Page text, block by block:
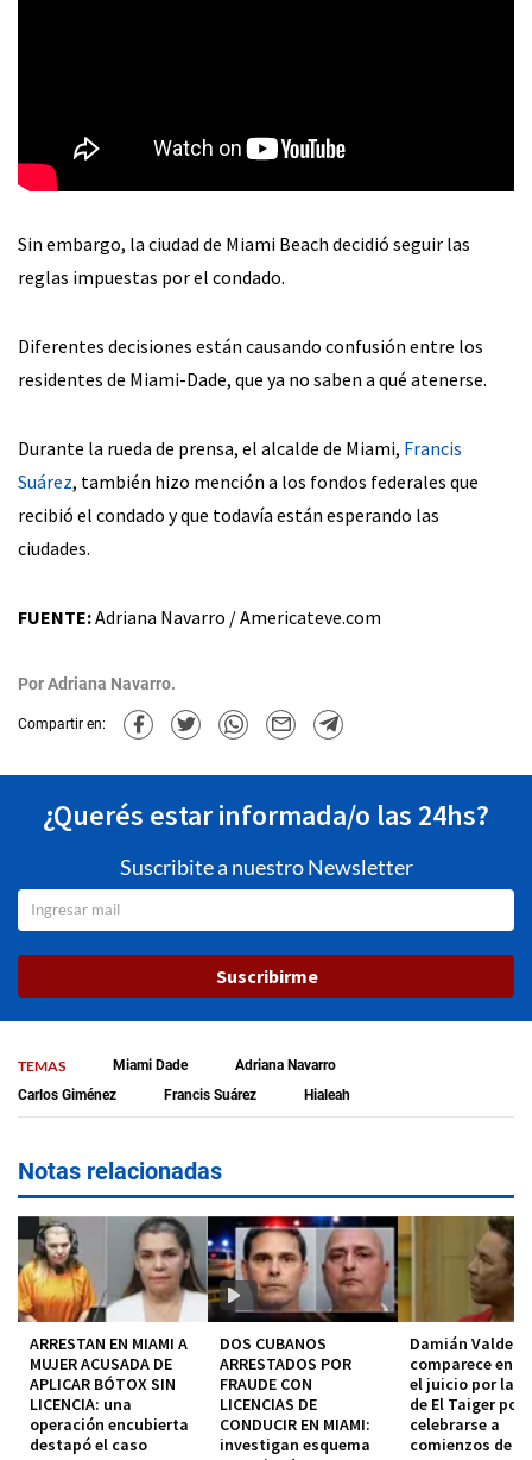
Sin embargo, la ciudad de Miami Beach decidió seguir las
reglas impuestas por el condado.
Diferentes decisiones están causando confusión entre los
residentes de Miami-Dade, que ya no saben a qué atenerse.
Durante la rueda de prensa, el alcalde de Miami, Francis
Suárez, también hizo mención a los fondos federales que
recibió el condado y que todavía están esperando las
ciudades.
FUENTE:Adriana Navarro / Americateve.com
PorAdriana Navarro.
Compartir en:
¿Querés estar informada/o las 24hs?
Suscribite a nuestro Newsletter
Suscribirme
TEMAS Miami Dade
Adriana Navarro
Carlos Giménez
Francis Suárez Hialeah
Notas relacionadas
ARRESTAN EN MIAMI A
MUJER ACUSADA DE
APLICAR BÓTOX SIN
LICENCIA: una
operación encubierta
destapó el caso
DOS CUBANOS
ARRESTADOS POR
FRAUDE CON
LICENCIAS DE
CONDUCIR EN MIAMI:
investigan esquema
Damián Valdez
comparece en
el juicio por la
de El Taiger
celebrarse a
comienzos de